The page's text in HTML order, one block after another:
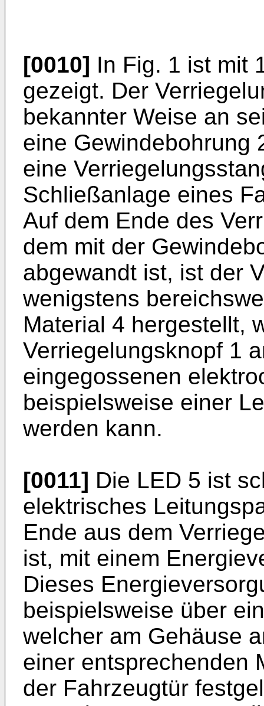
[0010] In Fig. 1 ist mit
gezeigt. Der
bekannter Weise an
eine Gewindebohrung
eine
Schließanlage eines
Auf dem Ende des
dem mit der
abgewandt ist, ist der
wenigstens
Material 4 hergestellt,
Verriegelungsknopf 1
eingegossenen
beispielsweise einer
werden kann.
[0011] Die LED 5 ist
elektrisches
Ende aus dem
ist, mit einem
Dieses
beispielsweise über
welcher am Gehäuse
einer entsprechenden
der Fahrzeugtür